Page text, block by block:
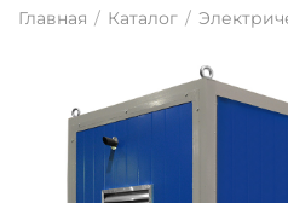
Главная / Каталог /